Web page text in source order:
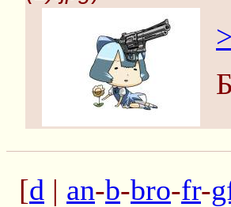
[d | an-b-bro-fr-